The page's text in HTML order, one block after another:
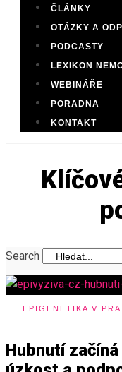
ČLÁNKY
OTÁZKY A
PODCASTY
LEXIKON
WEBINÁŘE
PORADNA
KONTAKT
Search
EPIGENETIKA V
Hubnutí